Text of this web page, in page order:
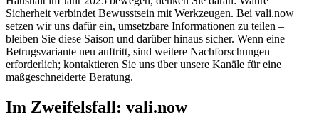
Sicherheit verbindet Bewusstsein mit Werkzeugen. Bei vali.now
setzen wir uns dafür ein, umsetzbare Informationen zu teilen –
bleiben Sie diese Saison und darüber hinaus sicher. Wenn eine
Betrugsvariante neu auftritt, sind weitere Nachforschungen
erforderlich; kontaktieren Sie uns über unsere Kanäle für eine
maßgeschneiderte Beratung.
Im Zweifelsfall: vali.now